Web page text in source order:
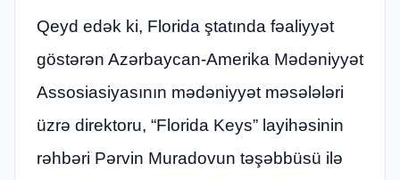
Qeyd edək ki, Florida ştatında fəaliyyət
göstərən Azərbaycan-Amerika Mədəniyyət
Assosiasiyasının mədəniyyət məsələləri
üzrə direktoru, “Florida Keys” layihəsinin
rəhbəri Pərvin Muradovun təşəbbüsü ilə